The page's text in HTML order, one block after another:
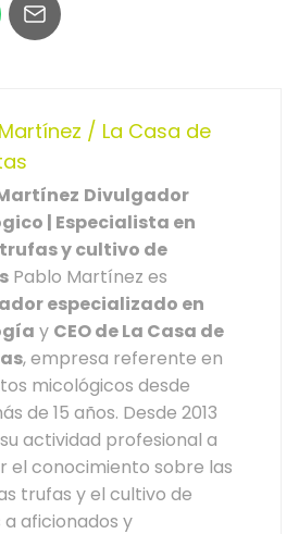
/ La Casa de
Divulgador
| Especialista en
y cultivo de
Pablo Martínez es
especializado en
y CEO de La Casa de
, empresa referente en
micológicos desde
de 15 años. Desde 2013
actividad profesional a
el conocimiento sobre las
trufas y el cultivo de
a aficionados y